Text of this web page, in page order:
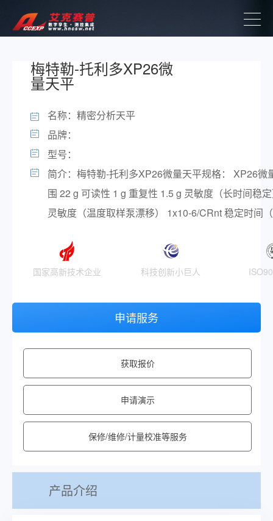
梅特勒-托利多XP26微
量天平
名称：精密分析天平
品牌：
型号：
简介：梅特勒-托利多XP26微量天平规格： XP26微
围 22 g 可读性 1 g 重复性 1.5 g 灵敏度（长时间稳
灵敏度（温度取样泵漂移） 1x10-6/CRnt 稳定时间
国家高新技术企业 科技创新小巨人
申请服务
获取报价
申请演示
保修/维修/计量校准等服务
产品介绍